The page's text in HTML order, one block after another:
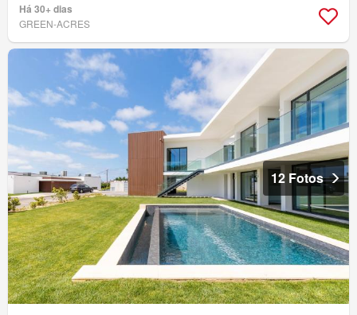
Há 30+ dias
GREEN-ACRES
12 Fotos